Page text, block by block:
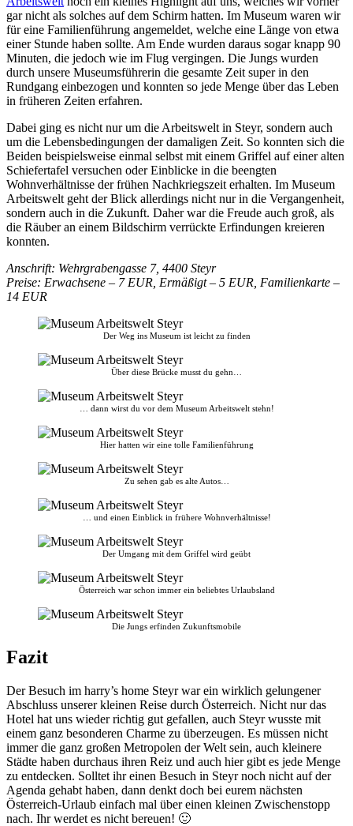
gar nicht als solches auf dem Schirm hatten. Im Museum waren wir
für eine Familienführung angemeldet, welche eine Länge von etwa
einer Stunde haben sollte. Am Ende wurden daraus sogar knapp 90
Minuten, die jedoch wie im Flug vergingen. Die Jungs wurden
durch unsere Museumsführerin die gesamte Zeit super in den
Rundgang einbezogen und konnten so jede Menge über das Leben
in früheren Zeiten erfahren.
Dabei ging es nicht nur um die Arbeitswelt in Steyr, sondern auch
um die Lebensbedingungen der damaligen Zeit. So konnten sich die
Beiden beispielsweise einmal selbst mit einem Griffel auf einer alten
Schiefertafel versuchen oder Einblicke in die beengten
Wohnverhältnisse der frühen Nachkriegszeit erhalten. Im Museum
Arbeitswelt geht der Blick allerdings nicht nur in die Vergangenheit,
sondern auch in die Zukunft. Daher war die Freude auch groß, als
die Räuber an einem Bildschirm verrückte Erfindungen kreieren
konnten.
Anschrift: Wehrgrabengasse 7, 4400 Steyr
Preise: Erwachsene – 7 EUR, Ermäßigt – 5 EUR, Familienkarte –
14 EUR
Der Weg ins Museum ist leicht zu finden
Über diese Brücke musst du gehn…
… dann wirst du vor dem Museum Arbeitswelt stehn!
Hier hatten wir eine tolle Familienführung
Zu sehen gab es alte Autos…
… und einen Einblick in frühere Wohnverhältnisse!
Der Umgang mit dem Griffel wird geübt
Österreich war schon immer ein beliebtes Urlaubsland
Die Jungs erfinden Zukunftsmobile
Fazit
Der Besuch im harry’s home Steyr war ein wirklich gelungener
Abschluss unserer kleinen Reise durch Österreich. Nicht nur das
Hotel hat uns wieder richtig gut gefallen, auch Steyr wusste mit
einem ganz besonderen Charme zu überzeugen. Es müssen nicht
immer die ganz großen Metropolen der Welt sein, auch kleinere
Städte haben durchaus ihren Reiz und auch hier gibt es jede Menge
zu entdecken. Solltet ihr einen Besuch in Steyr noch nicht auf der
Agenda gehabt haben, dann denkt doch bei eurem nächsten
Österreich-Urlaub einfach mal über einen kleinen Zwischenstopp
nach. Ihr werdet es nicht bereuen! 🙂